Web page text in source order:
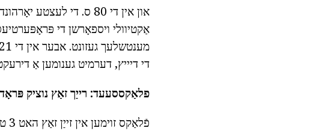
און אין די 80 ס. די
אַקטיוולי ויספאָרשן די
די דיייץ, דערמיט גענומען אַ
פלאַקססעעד: רייַך זאַץ נוציק